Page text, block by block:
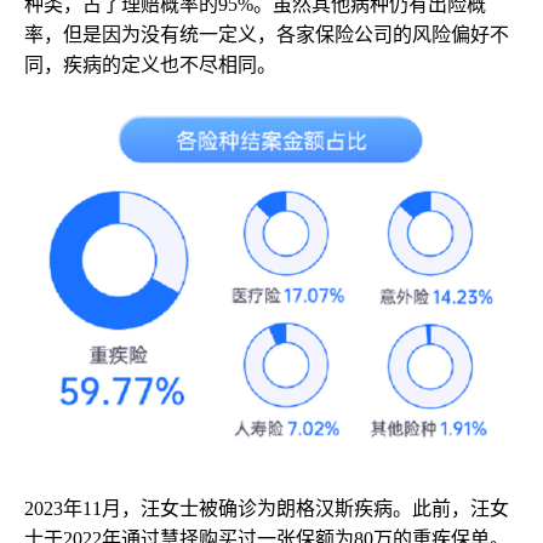
率，但是因为没有统一定义，各家保险公司的风险偏好不
同，疾病的定义也不尽相同。
2023年11月，汪女士被确诊为朗格汉斯疾病。此前，汪女
士于2022年通过慧择购买过一张保额为80万的重疾保单。